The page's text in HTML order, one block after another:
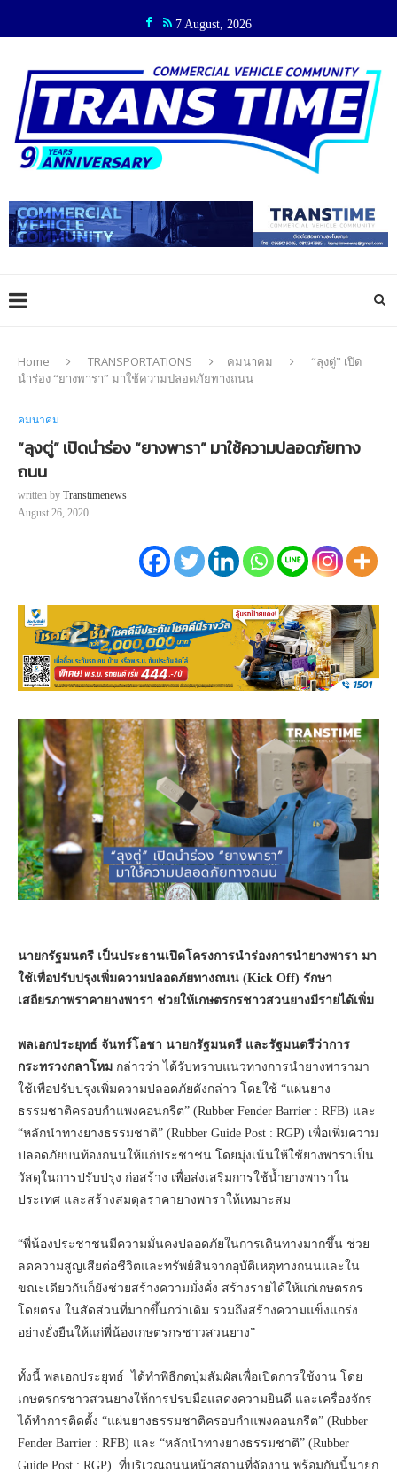
7 August, 2026
Home TRANSPORTATIONS คมนาคม
“ลุงตู่” เปิด
นำร่อง “ยางพารา” มาใช้ความปลอดภัยทางถนน
คมนาคม
“ลุงตู่” เปิดนำร่อง “ยางพารา” มาใช้ความปลอดภัยทาง
ถนน
written by Transtimenews
August 26, 2020
นายกรัฐมนตรี เป็นประธานเปิดโครงการนำร่องการนำยางพารา มา
ใช้เพื่อปรับปรุงเพิ่มความปลอดภัยทางถนน (Kick Off) รักษา
เสถียรภาพราคายางพารา ช่วยให้เกษตรกรชาวสวนยางมีรายได้เพิ่ม
พลเอกประยุทธ์ จันทร์โอชา นายกรัฐมนตรี และรัฐมนตรีว่าการ
กระทรวงกลาโหม กล่าวว่า ได้รับทราบแนวทางการนำยางพารามา
ใช้เพื่อปรับปรุงเพิ่มความปลอดภัยดังกล่าว โดยใช้ “แผ่นยาง
ธรรมชาติครอบกำแพงคอนกรีต” (Rubber Fender Barrier : RFB) และ
“หลักนำทางยางธรรมชาติ” (Rubber Guide Post : RGP) เพื่อเพิ่มความ
ปลอดภัยบนท้องถนนให้แก่ประชาชน โดยมุ่งเน้นให้ใช้ยางพาราเป็น
วัสดุในการปรับปรุง ก่อสร้าง เพื่อส่งเสริมการใช้น้ำยางพาราใน
ประเทศ และสร้างสมดุลราคายางพาราให้เหมาะสม
“พี่น้องประชาชนมีความมั่นคงปลอดภัยในการเดินทางมากขึ้น ช่วย
ลดความสูญเสียต่อชีวิตและทรัพย์สินจากอุบัติเหตุทางถนนและใน
ขณะเดียวกันก็ยังช่วยสร้างความมั่งคั่ง สร้างรายได้ให้แก่เกษตรกร
โดยตรง ในสัดส่วนที่มากขึ้นกว่าเดิม รวมถึงสร้างความแข็งแกร่ง
อย่างยั่งยืนให้แก่พี่น้องเกษตรกรชาวสวนยาง”
ทั้งนี้ พลเอกประยุทธ์ ได้ทำพิธีกดปุ่มสัมผัสเพื่อเปิดการใช้งาน โดย
เกษตรกรชาวสวนยางให้การปรบมือแสดงความยินดี และเครื่องจักร
ได้ทำการติดตั้ง “แผ่นยางธรรมชาติครอบกำแพงคอนกรีต” (Rubber
Fender Barrier : RFB) และ “หลักนำทางยางธรรมชาติ” (Rubber
Guide Post : RGP) ที่บริเวณถนนหน้าสถานที่จัดงาน พร้อมกันนี้นายก